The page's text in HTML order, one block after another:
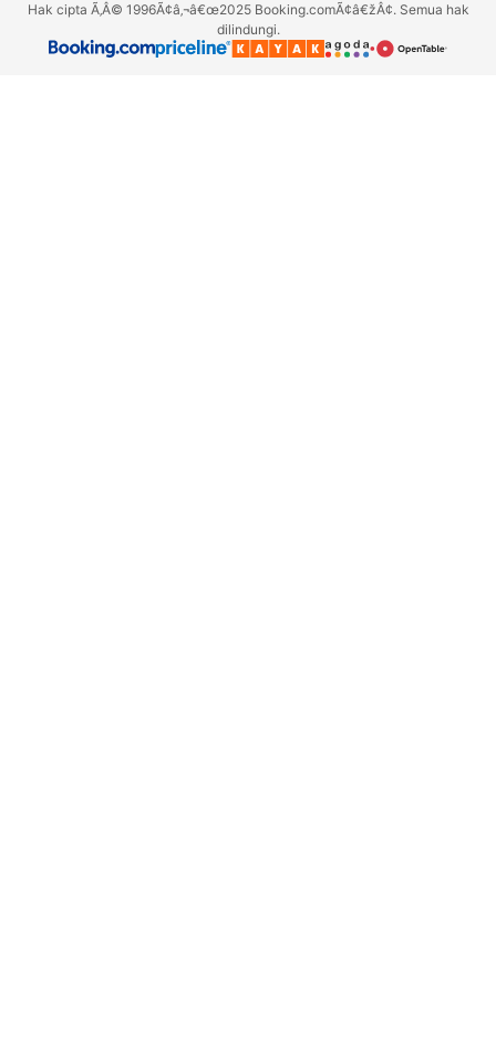
Hak cipta Ã‚Â© 1996Ã¢â‚¬â€œ2025 Booking.comÃ¢â€žÂ¢. Semua hak
dilindungi.